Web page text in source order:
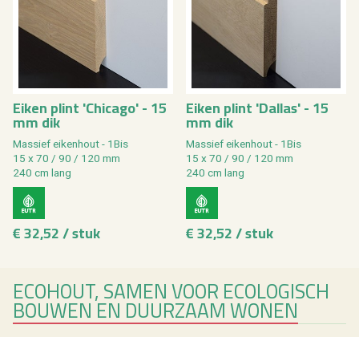
Eiken plint 'Chicago' - 15
mm dik
Massief eikenhout - 1Bis
15 x 70 / 90 / 120 mm
240 cm lang
€ 32,52 / stuk
Eiken plint 'Dallas' - 15
mm dik
Massief eikenhout - 1Bis
15 x 70 / 90 / 120 mm
240 cm lang
€ 32,52 / stuk
ECOHOUT, SAMEN VOOR ECOLOGISCH
BOUWEN EN DUURZAAM WONEN